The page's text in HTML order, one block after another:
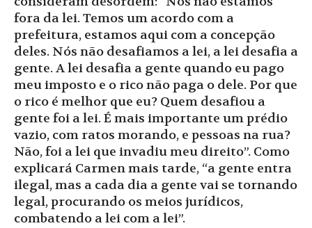
fora da lei. Temos um acordo com a
prefeitura, estamos aqui com a concepção
deles. Nós não desafiamos a lei, a lei desafia a
gente. A lei desafia a gente quando eu pago
meu imposto e o rico não paga o dele. Por que
o rico é melhor que eu? Quem desafiou a
gente foi a lei. É mais importante um prédio
vazio, com ratos morando, e pessoas na rua?
Não, foi a lei que invadiu meu direito”. Como
explicará Carmen mais tarde, “a gente entra
ilegal, mas a cada dia a gente vai se tornando
legal, procurando os meios jurídicos,
combatendo a lei com a lei”.